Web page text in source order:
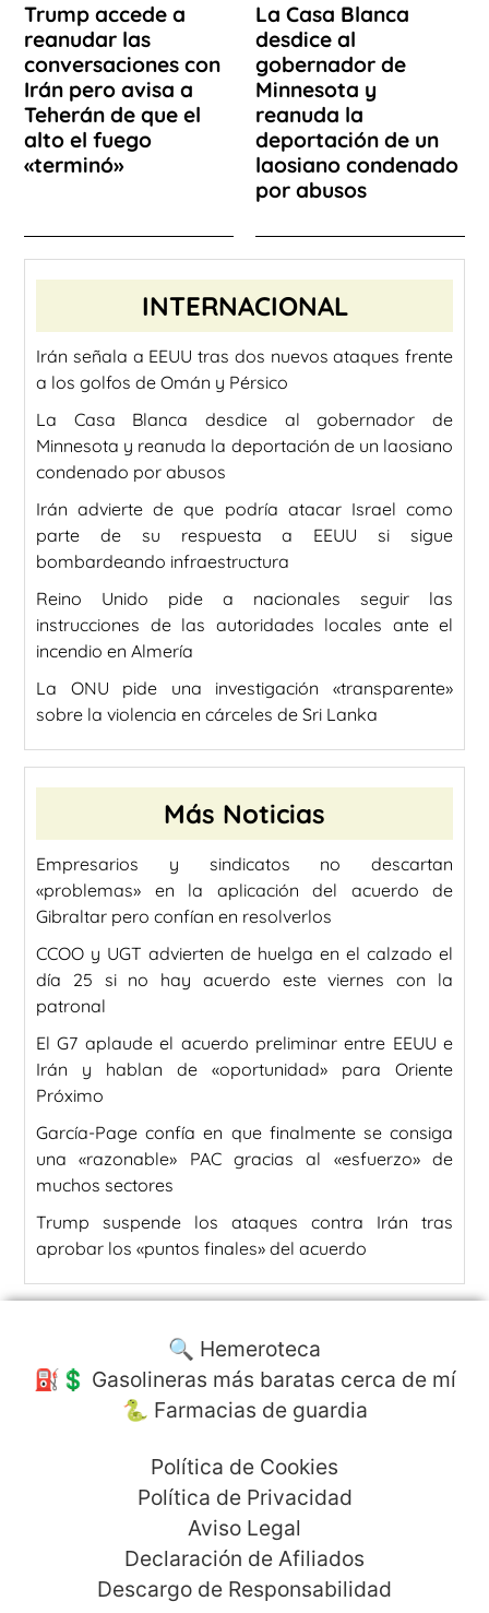
Trump accede a
reanudar las
conversaciones con
Irán pero avisa a
Teherán de que el
alto el fuego
«terminó»
La Casa Blanca
desdice al
gobernador de
Minnesota y
reanuda la
deportación de un
laosiano condenado
por abusos
INTERNACIONAL
Irán señala a EEUU tras dos nuevos ataques frente
a los golfos de Omán y Pérsico
La Casa Blanca desdice al gobernador de
Minnesota y reanuda la deportación de un laosiano
condenado por abusos
Irán advierte de que podría atacar Israel como
parte de su respuesta a EEUU si sigue
bombardeando infraestructura
Reino Unido pide a nacionales seguir las
instrucciones de las autoridades locales ante el
incendio en Almería
La ONU pide una investigación «transparente»
sobre la violencia en cárceles de Sri Lanka
Más Noticias
Empresarios y sindicatos no descartan
«problemas» en la aplicación del acuerdo de
Gibraltar pero confían en resolverlos
CCOO y UGT advierten de huelga en el calzado el
día 25 si no hay acuerdo este viernes con la
patronal
El G7 aplaude el acuerdo preliminar entre EEUU e
Irán y hablan de «oportunidad» para Oriente
Próximo
García-Page confía en que finalmente se consiga
una «razonable» PAC gracias al «esfuerzo» de
muchos sectores
Trump suspende los ataques contra Irán tras
aprobar los «puntos finales» del acuerdo
🔍 Hemeroteca
⛽️💲 Gasolineras más baratas cerca de mí
🐍 Farmacias de guardia
Política de Cookies
Política de Privacidad
Aviso Legal
Declaración de Afiliados
Descargo de Responsabilidad